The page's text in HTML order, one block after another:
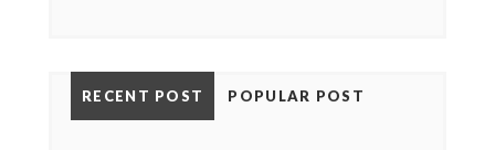
RECENT POST POPULAR POST